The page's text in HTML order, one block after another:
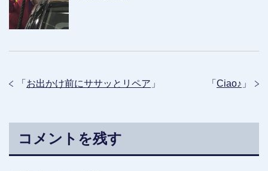
「 Ciao♪ 」
「 お出かけ前にササッとリペア 」
コメントを残す